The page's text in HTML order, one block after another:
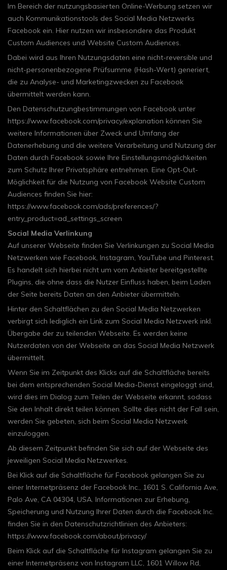
Im Bereich der nutzungsbasierten Online-Werbung setzen wir
auch Kommunikationstools des Social Media Netzwerks
Facebook ein. Hier nutzen wir insbesondere das Produkt
Custom Audiences und Website Custom Audiences.
Dabei wird aus Ihren Nutzungsdaten eine nicht-reversible und
nicht-personenbezogene Prüfsumme (Hash-Wert) generiert,
die zu Analyse- und Marketingzwecken zu Facebook
übermittelt werden kann.
Den Datenschutzungbestimmungen von Facebook unter
https://www.facebook.com/privacy/explanation können Sie
weitere Informationen über Zweck und Umfang der
Datenerhebung und die weitere Verarbeitung und Nutzung der
Daten durch Facebook sowie Ihre Einstellungsmöglichkeiten
zum Schutz Ihrer Privatsphäre entnehmen. Eine Opt-Out-
Möglichkeit für die Nutzung von Facebook Website Custom
Audiences finden Sie hier:
https://www.facebook.com/ads/preferences/?
entry_product=ad_settings_screen
Social Media Verlinkung
Auf unserer Webseite finden Sie Verlinkungen zu Social Media
Netzwerken wie Facebook, Instagram, YouTube und Pinterest.
Es handelt sich hierbei nicht um vom Anbieter bereitgestellte
Plugins, die ohne dass die Nutzer Einfluss haben, beim Laden
der Seite bereits Daten an den Anbieter übermitteln.
Hinter den Schaltflächen zu den Social Media Netzwerken
verbirgt sich lediglich ein Link zum Social Media Netzwerk inkl.
Übergabe der zu teilenden Webseite. Es werden keine
Nutzerdaten von der Webseite an das Social Media Netzwerk
übermittelt.
Wenn Sie im Zeitpunkt des Klicks auf die Schaltfläche bereits
bei dem entsprechenden Social Media-Dienst eingeloggt sind,
wird dies im Dialog zum Teilen der Webseite erkannt, sodass
Sie den Inhalt direkt teilen können. Sollte dies nicht der Fall sein,
werden Sie gebeten, sich beim Social Media Netzwerk
einzuloggen.
Ab diesem Zeitpunkt befinden Sie sich auf der Webseite des
jeweiligen Social Media Netzwerkes.
Bei Klick auf die Schaltfläche für Facebook gelangen Sie zu
einer Internetpräsenz der Facebook Inc., 1601 S. California Ave,
Palo Ave, CA 04304, USA. Informationen zur Erhebung,
Speicherung und Nutzung Ihrer Daten durch die Facebook Inc.
finden Sie in den Datenschutzrichtlinien des Anbieters:
https://www.facebook.com/about/privacy/
Beim Klick auf die Schaltfläche für Instagram gelangen Sie zu
einer Internetpräsenz von Instagram LLC, 1601 Willow Rd,